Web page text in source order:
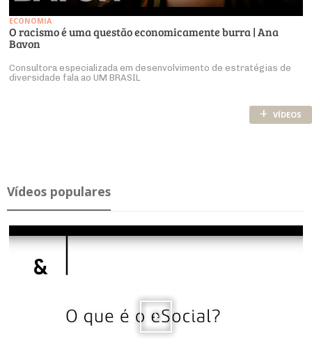
ECONOMIA
O racismo é uma questão economicamente burra | Ana
Bavon
Consultora especializada em desenvolvimento de estratégias de
diversidade fala ao UM BRASIL
+ VÍDEOS
Ví­deos po­pu­lares